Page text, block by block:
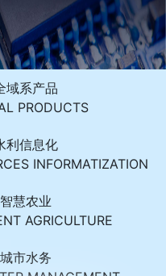
域系产品
PRODUCTS
利信息化
INFORMATIZATION
智慧农业
AGRICULTURE
城市水务